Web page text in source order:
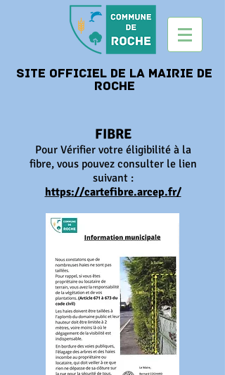
Site officiel de la mairie de
roche
FIBRE
Pour Vérifier votre éligibilité à la
fibre, vous pouvez consulter le lien
suivant :
https://cartefibre.arcep.fr/